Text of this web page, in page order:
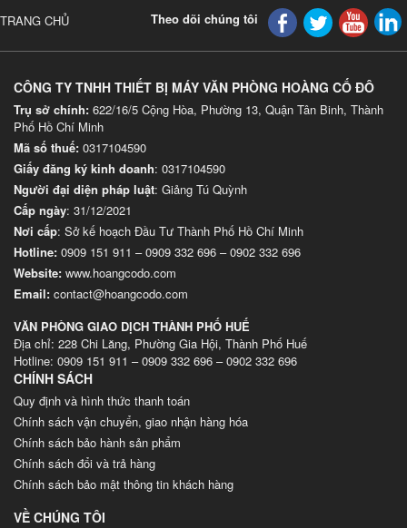
TRANG CHỦ Theo dõi chúng tôi
CÔNG TY TNHH THIẾT BỊ MÁY VĂN PHÒNG HOÀNG CỐ ĐÔ
Trụ sở chính: 622/16/5 Cộng Hòa, Phường 13, Quận Tân Binh, Thành
Phố Hồ Chí Minh
Mã số thuế: 0317104590
Giấy đăng ký kinh doanh: 0317104590
Người đại diện pháp luật: Giảng Tú Quỳnh
Cấp ngày: 31/12/2021
Nơi cấp: Sở kế hoạch Đầu Tư Thành Phố Hồ Chí Minh
Hotline: 0909 151 911 –0909 332 696 –0902 332 696
Website: www.hoangcodo.com
Email: contact@hoangcodo.com
VĂN PHÒNG GIAO DỊCH THÀNH PHỐ HUẾ
Địa chỉ: 228 Chi Lăng, Phường Gia Hội, Thành Phố Huế
Hotline: 0909 151 911 – 0909 332 696 – 0902 332 696
CHÍNH SÁCH
Quy định và hình thức thanh toán
Chính sách vận chuyển, giao nhận hàng hóa
Chính sách bảo hành sản phẩm
Chính sách đổi và trả hàng
Chính sách bảo mật thông tin khách hàng
VỀ CHÚNG TÔI